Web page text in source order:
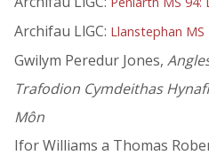
Archifau LlGC: Llanstephan
Gwilym Peredur Jones,
Trafodion Cymdeithas
Môn
Ifor Williams a Thomas